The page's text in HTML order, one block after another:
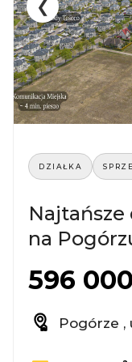
❮
DZIAŁKA
Najtańsze
na
596
Pogórze ,